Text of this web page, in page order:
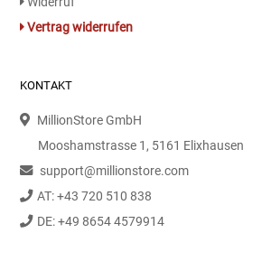
Kartoffelprod./Beilagen/Fruchtsalat gek.
Kerzen / Anzündhilfen
Kochgeschirr
Vertrag widerrufen
KONTAKT
MillionStore GmbH
Mooshamstrasse 1, 5161 Elixhausen
support@millionstore.com
AT: +43 720 510 838
DE: +49 8654 4579914